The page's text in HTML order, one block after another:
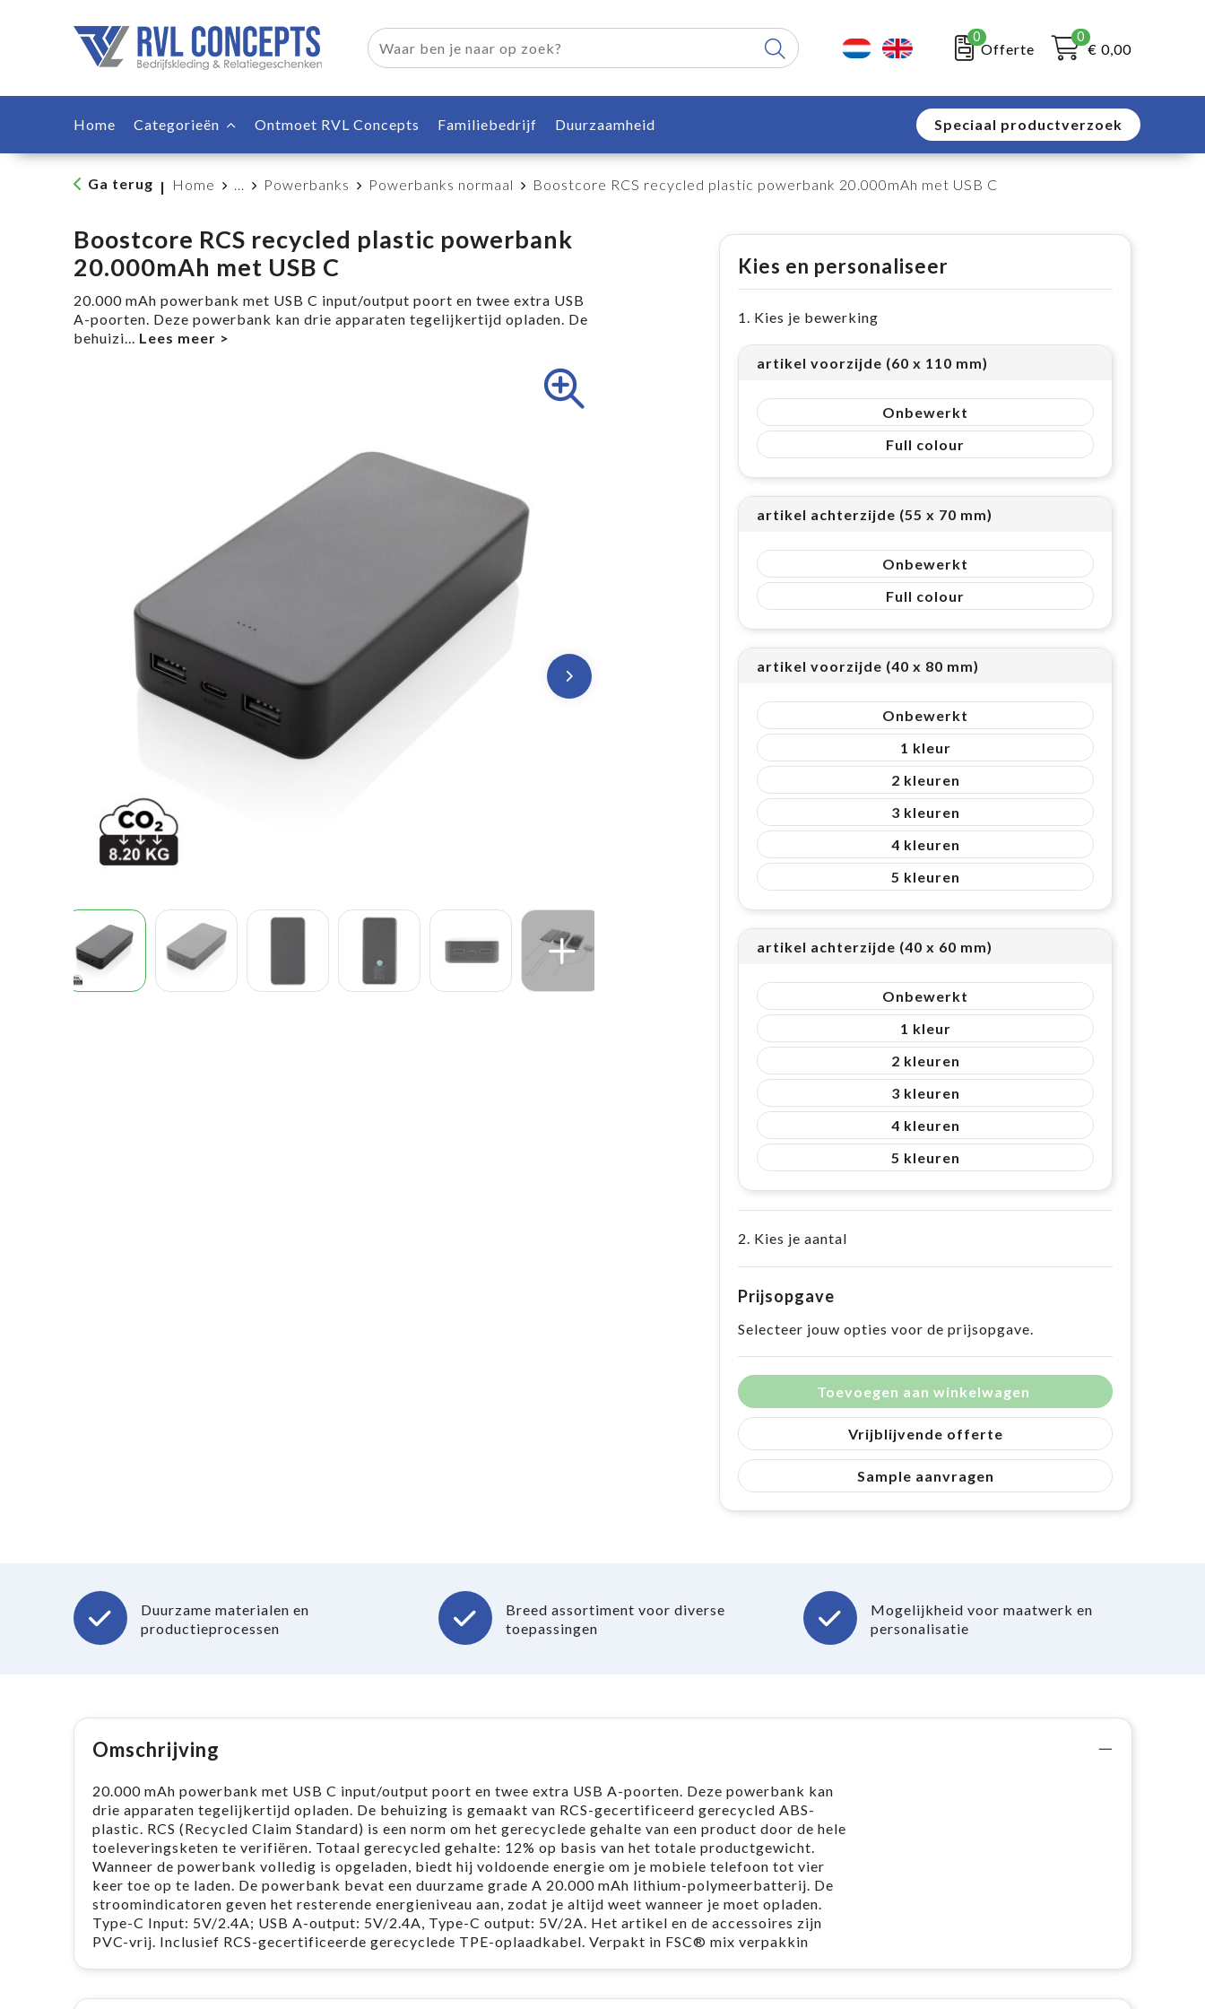
0
Offerte
0
€ 0,00
Home Categorieën Ontmoet RVL Concepts Familiebedrijf Duurzaamheid Speciaal productverzoek
Ga terug | Home ... Powerbanks Powerbanks normaal Boostcore RCS recycled plastic powerbank 20.000mAh met USB C
Boostcore RCS recycled plastic powerbank
20.000mAh met USB C
20.000 mAh powerbank met USB C input/output poort en twee extra USB
A-poorten. Deze powerbank kan drie apparaten tegelijkertijd opladen. De
behuizi...
Kies en personaliseer
1. Kies je bewerking
artikel voorzijde (60 x 110 mm)
Onbewerkt
Full colour
artikel achterzijde (55 x 70 mm)
Onbewerkt
Full colour
artikel voorzijde (40 x 80 mm)
Onbewerkt
1
2
3
4
5
artikel achterzijde (40 x 60 mm)
Onbewerkt
1
2
3
4
5
2. Kies je aantal
Prijsopgave
Selecteer jouw opties voor de prijsopgave.
Toevoegen aan winkelwagen
Vrijblijvende offerte
Sample aanvragen
Duurzame materialen en
productieprocessen
Breed assortiment voor diverse
toepassingen
Mogelijkheid voor maatwerk en
personalisatie
Omschrijving
20.000 mAh powerbank met USB C input/output poort en twee extra USB A-poorten. Deze powerbank kan
drie apparaten tegelijkertijd opladen. De behuizing is gemaakt van RCS-gecertificeerd gerecycled ABS-
plastic. RCS (Recycled Claim Standard) is een norm om het gerecyclede gehalte van een product door de hele
toeleveringsketen te verifiëren. Totaal gerecycled gehalte: 12% op basis van het totale productgewicht.
Wanneer de powerbank volledig is opgeladen, biedt hij voldoende energie om je mobiele telefoon tot vier
keer toe op te laden. De powerbank bevat een duurzame grade A 20.000 mAh lithium-polymeerbatterij. De
stroomindicatoren geven het resterende energieniveau aan, zodat je altijd weet wanneer je moet opladen.
Type-C Input: 5V/2.4A; USB A-output: 5V/2.4A, Type-C output: 5V/2A. Het artikel en de accessoires zijn
PVC-vrij. Inclusief RCS-gecertificeerde gerecyclede TPE-oplaadkabel. Verpakt in FSC® mix verpakkin